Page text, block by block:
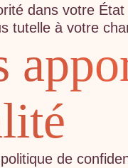
dans votre
tutelle à votre
de